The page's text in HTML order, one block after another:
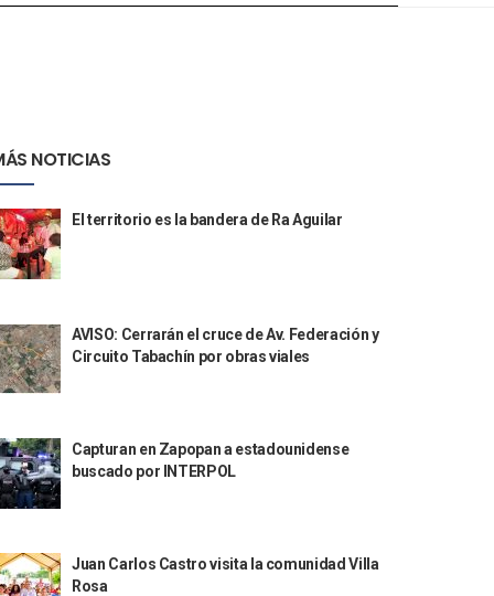
NOTICIAS
El territorio es la bandera de Ra Aguilar
AVISO: Cerrarán el cruce de Av. Federación y
Circuito Tabachín por obras viales
Capturan en Zapopan a estadounidense
buscado por INTERPOL
Juan Carlos Castro visita la comunidad Villa
Rosa